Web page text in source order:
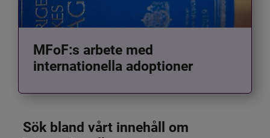
MFoF:s arbete med
internationella adoptioner
Sök bland vårt innehåll om